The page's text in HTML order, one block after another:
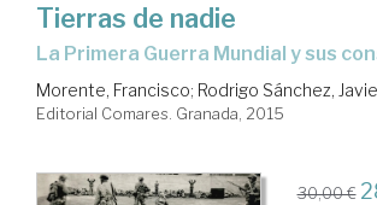
Tierras de nadie
la Primera Guerra Mundial y sus
Morente, Francisco; Rodrigo Sánchez,
Editorial Comares. Granada, 2015
30,00 €